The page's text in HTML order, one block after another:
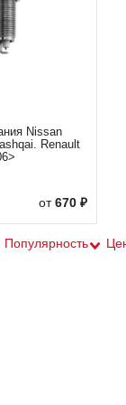
Nissan
Renault
от670 ₽
Популярность